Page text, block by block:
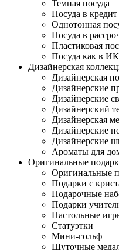
Темная посуда
Посуда в кредит
Однотонная
Посуда в
Пластиковая
Посуда как в
Дизайнерская
Дизайнерская
Дизайнерские
Дизайнерские
Дизайнерский
Дизайнерская
Дизайнерские
Дизайнерские
Ароматы для
Оригинальные
Оригинальные
Подарки с
Подарочные
Подарки
Настольные
Статуэтки
Мини-гольф
Шуточные